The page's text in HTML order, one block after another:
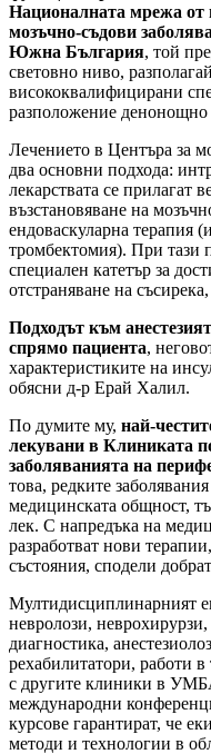
Националната мрежа от
мозъчно-съдови
Южна България, той
световно ниво,
висококвалифицирани
разположение
Лечението в Центъра за
два основни подхода:
лекарствата се прилагат
възстановяване на
ендоваскуларна терапия
тромбектомия). При тази
специален катетър за
отстраняване на
Подходът към
спрямо пациента,
характеристиките на
обясни д-р Ерай Халил.
По думите му, най-
лекувани в Клиниката
заболяванията на
това, редките
медицинската общност,
лек. С напредъка на
разработват нови
състояния, сподели
Мултидисциплинарният
невролози,
диагностика,
рехабилитатори, работи
с другите клиники в
международни
курсове гарантират, че
методи и технологии в